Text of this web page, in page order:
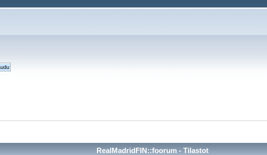
RealMadridFIN::foorum - Tilastot